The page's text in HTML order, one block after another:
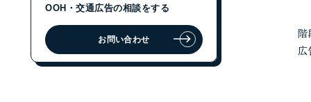
ジェイアール東日本企画に
OOH・交通広告の相談をする
階
広
OOH・交通広告の相談をする
お問い合わせ